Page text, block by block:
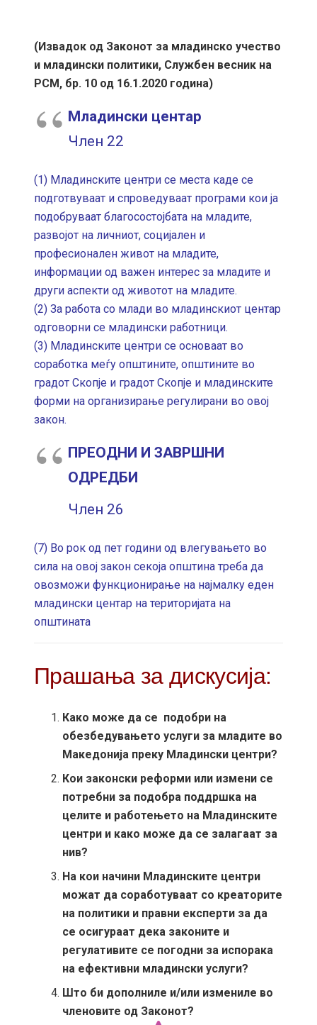
(Извадок од Законот за младинско учество
и младински политики, Службен весник на
РСМ, бр. 10 од 16.1.2020 година)
Младински центар
Член 22
(1) Младинските центри се места каде се
подготвуваат и спроведуваат програми кои ја
подобруваат благосостојбата на младите,
развојот на личниот, социјален и
професионален живот на младите,
информации од важен интерес за младите и
други аспекти од животот на младите.
(2) За работа со млади во младинскиот центар
одговорни се младински работници.
(3) Младинските центри се основаат во
соработка меѓу општините, општините во
градот Скопје и градот Скопје и младинските
форми на организирање регулирани во овој
закон.
ПРЕОДНИ И ЗАВРШНИ
ОДРЕДБИ
Член 26
(7) Во рок од пет години од влегувањето во
сила на овој закон секоја општина треба да
овозможи функционирање на најмалку еден
младински центар на територијата на
општината
Прашања за дискусија:
Како може да се подобри на
обезбедувањето услуги за младите во
Македонија преку Младински центри?
Кои законски реформи или измени се
потребни за подобра поддршка на
целите и работењето на Младинските
центри и како може да се залагаат за
нив?
На кои начини Младинските центри
можат да соработуваат со креаторите
на политики и правни експерти за да
се осигураат дека законите и
регулативите се погодни за испорака
на ефективни младински услуги?
Што би дополниле и/или измениле во
членовите од Законот?